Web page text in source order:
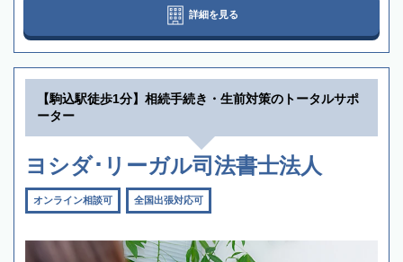
詳細を見る
【駒込駅徒歩1分】相続手続き・生前対策のトータルサポ
ーター
ヨシダ･リーガル司法書士法人
オンライン相談可 全国出張対応可